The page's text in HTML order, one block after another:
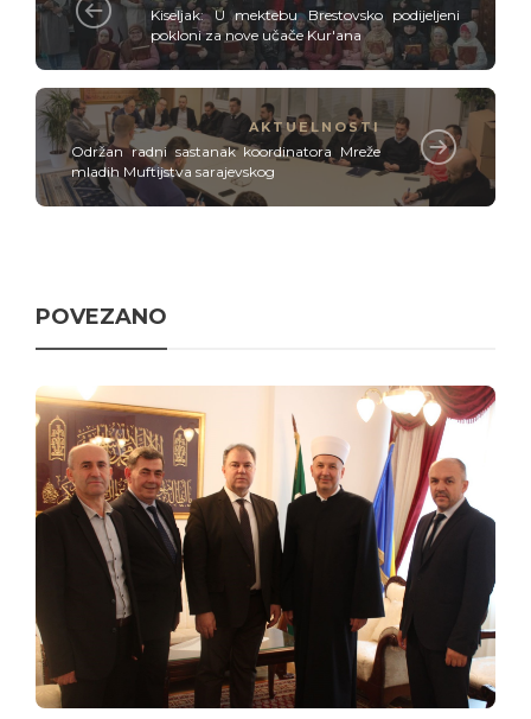
Kiseljak: U mektebu Brestovsko podijeljeni
pokloni za nove učače Kur'ana
AKTUELNOSTI
Održan radni sastanak koordinatora Mreže
mladih Muftijstva sarajevskog
POVEZANO